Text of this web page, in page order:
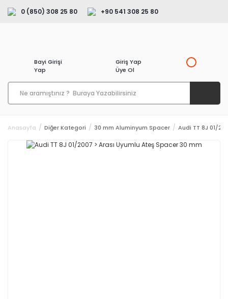
0 (850) 308 25 80 +90 541 308 25 80
Bayi Girişi
Yap
Giriş Yap
Üye Ol
Anasayfa Diğer Kategori 30 mm Aluminyum Spacer Audi TT 8J 01/